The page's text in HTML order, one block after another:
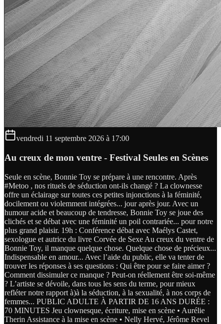
vendredi 11 septembre 2026 à 17:00
Au creux de mon ventre - Festival Seules en Scènes
Seule en scène, Bonnie Toy se prépare à une rencontre. Après
#Metoo , nos rituels de séduction ont-ils changé ? La clownesse
offre un éclairage sur toutes ces petites injonctions à la féminité,
docilement ou violemment intégrées... jour après jour. Avec un
humour acide et beaucoup de tendresse, Bonnie Toy se joue des
clichés et se débat avec une féminité un poil contrariée... pour notre
plus grand plaisir. 19h : Conférence débat avec Maélys Castet,
sexologue et autrice du livre Corvée de Sexe Au creux du ventre de
Bonnie Toy, il manque quelque chose. Quelque chose de précieux...
Indispensable en amour... Avec l’aide du public, elle va tenter de
trouver les réponses à ses questions : Qui être pour se faire aimer ?
Comment dissimuler ce manque ? Peut-on réellement être soi-même
? L’artiste se dévoile, dans tous les sens du terme, pour mieux
refléter notre rapport à)à la séduction, à la sexualité, à nos corps de
femmes... PUBLIC ADULTE À PARTIR DE 16 ANS DURÉE :
70 MINUTES Jeu clownesque, écriture, mise en scène • Aurélie
Therin Assistance à la mise en scène • Nelly Hervé, Jérôme Revel